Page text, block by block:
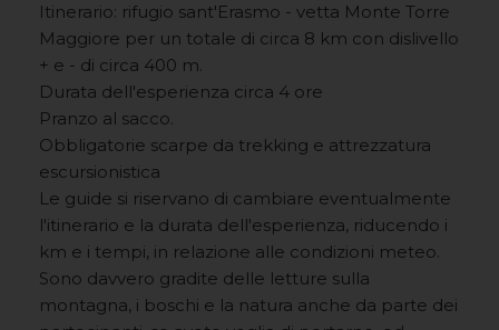
Itinerario: rifugio sant'Erasmo - vetta Monte Torre
Maggiore per un totale di circa 8 km con dislivello
+ e - di circa 400 m.
Durata dell'esperienza circa 4 ore
Pranzo al sacco.
Obbligatorie scarpe da trekking e attrezzatura
escursionistica
Le guide si riservano di cambiare eventualmente
l'itinerario e la durata dell'esperienza, riducendo i
km e i tempi, in relazione alle condizioni meteo.
Sono davvero gradite delle letture sulla
montagna, i boschi e la natura anche da parte dei